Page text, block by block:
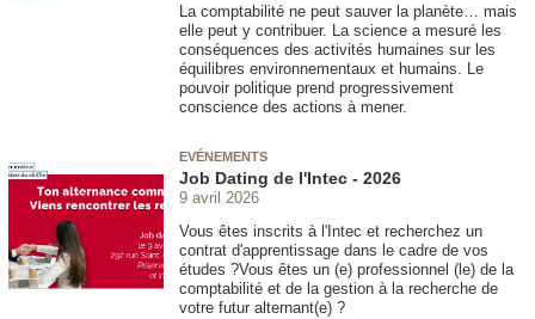
La comptabilité ne peut sauver la planète… mais
elle peut y contribuer. La science a mesuré les
conséquences des activités humaines sur les
équilibres environnementaux et humains. Le
pouvoir politique prend progressivement
conscience des actions à mener.
EVÉNEMENTS
Job Dating de l'Intec - 2026
9 avril 2026
Vous êtes inscrits à l'Intec et recherchez un
contrat d'apprentissage dans le cadre de vos
études ?Vous êtes un (e) professionnel (le) de la
comptabilité et de la gestion à la recherche de
votre futur alternant(e) ?